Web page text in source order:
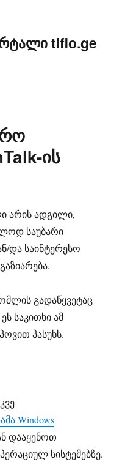
tiflo.ge
ის
არის ადგილი,
საუბარი
და საინტერესო
გადაწყვეტაც
საკითხი ამ
პასუხს.
Windows
დააყენოთ
სისტემებზე.